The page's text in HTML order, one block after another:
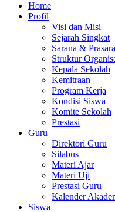
Home
Profil
Visi dan Misi
Sejarah Singkat
Sarana &
Struktur
Kepala Sekolah
Kemitraan
Program Kerja
Kondisi Siswa
Komite Sekolah
Prestasi
Guru
Direktori Guru
Silabus
Materi Ajar
Materi Uji
Prestasi Guru
Kalender
Siswa